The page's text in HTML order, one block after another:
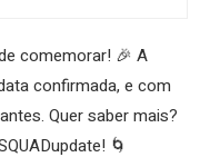
comemorar! 🎉 A
confirmada, e com
Quer saber mais?
🌀